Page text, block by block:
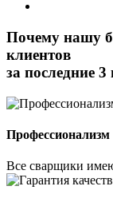
Почему нашу
клиентов
за последние 3
Профессионализм
Все сварщики